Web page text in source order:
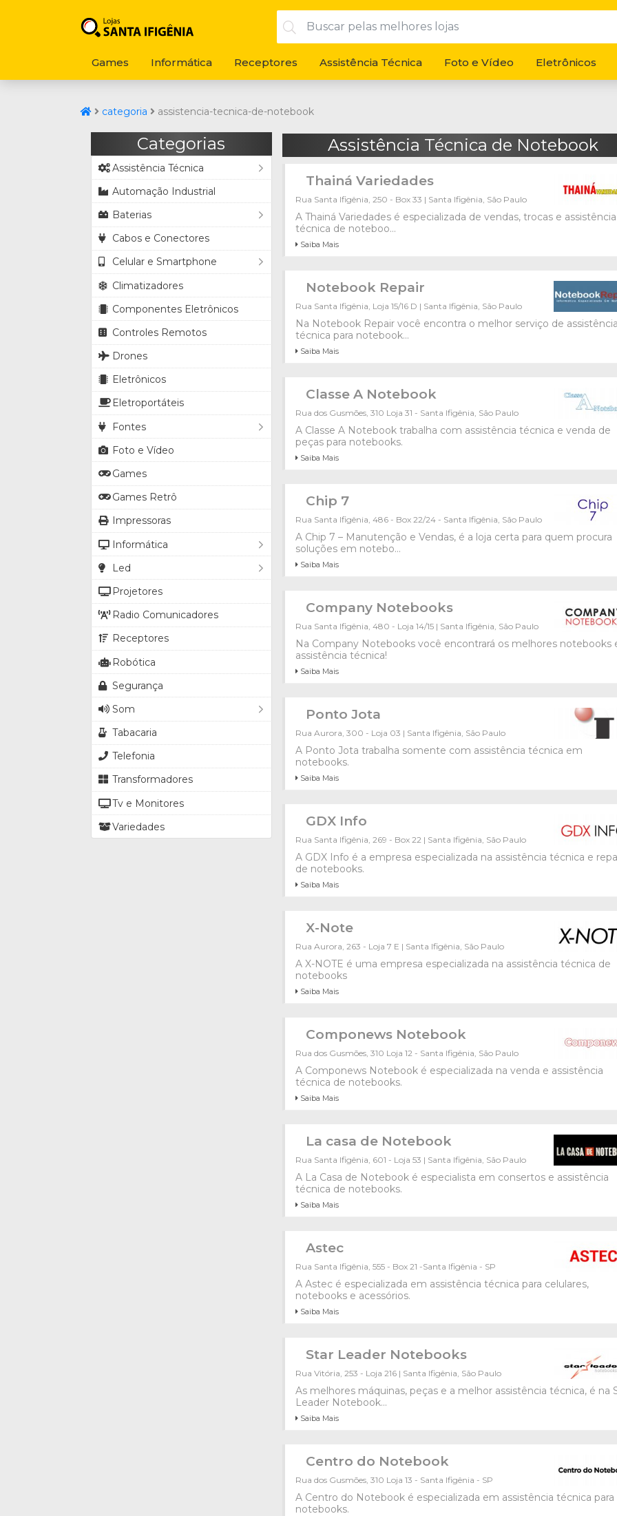
Games Informática Receptores Assistência Técnica Foto e Vídeo Eletrônicos
categoria assistencia-tecnica-de-notebook
Categorias
Assistência Técnica
Automação Industrial
Baterias
Cabos e Conectores
Celular e Smartphone
Climatizadores
Componentes Eletrônicos
Controles Remotos
Drones
Eletrônicos
Eletroportáteis
Fontes
Foto e Vídeo
Games
Games Retrô
Impressoras
Informática
Led
Projetores
Radio Comunicadores
Receptores
Robótica
Segurança
Som
Tabacaria
Telefonia
Transformadores
Tv e Monitores
Variedades
Assistência Técnica de Notebook
Thainá Variedades
Rua Santa Ifigênia, 250 - Box 33 | Santa Ifigênia, São Paulo
A Thainá Variedades é especializada de vendas, trocas e assistência
técnica de noteboo...
Saiba Mais
Notebook Repair
Rua Santa Ifigênia, Loja 15/16 D | Santa Ifigênia, São Paulo
Na Notebook Repair você encontra o melhor serviço de
técnica para notebook...
Saiba Mais
Classe A Notebook
Rua dos Gusmões, 310 Loja 31 - Santa Ifigênia, São Paulo
A Classe A Notebook trabalha com assistência técnica e venda de
peças para notebooks.
Saiba Mais
Chip 7
Rua Santa Ifigênia, 486 - Box 22/24 - Santa Ifigênia, São Paulo
A Chip 7 – Manutenção e Vendas, é a loja certa para quem procura
soluções em notebo...
Saiba Mais
Company Notebooks
Rua Santa Ifigênia, 480 - Loja 14/15 | Santa Ifigênia, São Paulo
Na Company Notebooks você encontrará os melhores notebooks
assistência técnica!
Saiba Mais
Ponto Jota
Rua Aurora, 300 - Loja 03 | Santa Ifigênia, São Paulo
A Ponto Jota trabalha somente com assistência técnica em
notebooks.
Saiba Mais
GDX Info
Rua Santa Ifigênia, 269 - Box 22 | Santa Ifigênia, São Paulo
A GDX Info é a empresa especializada na assistência técnica e
de notebooks.
Saiba Mais
X-Note
Rua Aurora, 263 - Loja 7 E | Santa Ifigênia, São Paulo
A X-NOTE é uma empresa especializada na assistência técnica de
notebooks
Saiba Mais
Componews Notebook
Rua dos Gusmões, 310 Loja 12 - Santa Ifigênia, São Paulo
A Componews Notebook é especializada na venda e assistência
técnica de notebooks.
Saiba Mais
La casa de Notebook
Rua Santa Ifigênia, 601 - Loja 53 | Santa Ifigênia, São Paulo
A La Casa de Notebook é especialista em consertos e assistência
técnica de notebooks.
Saiba Mais
Astec
Rua Santa Ifigênia, 555 - Box 21 -Santa Ifigênia - SP
A Astec é especializada em assistência técnica para celulares,
notebooks e acessórios.
Saiba Mais
Star Leader Notebooks
Rua Vitória, 253 - Loja 216 | Santa Ifigênia, São Paulo
As melhores máquinas, peças e a melhor assistência técnica, é na
Leader Notebook...
Saiba Mais
Centro do Notebook
Rua dos Gusmões, 310 Loja 13 - Santa Ifigênia - SP
A Centro do Notebook é especializada em assistência técnica para
notebooks.